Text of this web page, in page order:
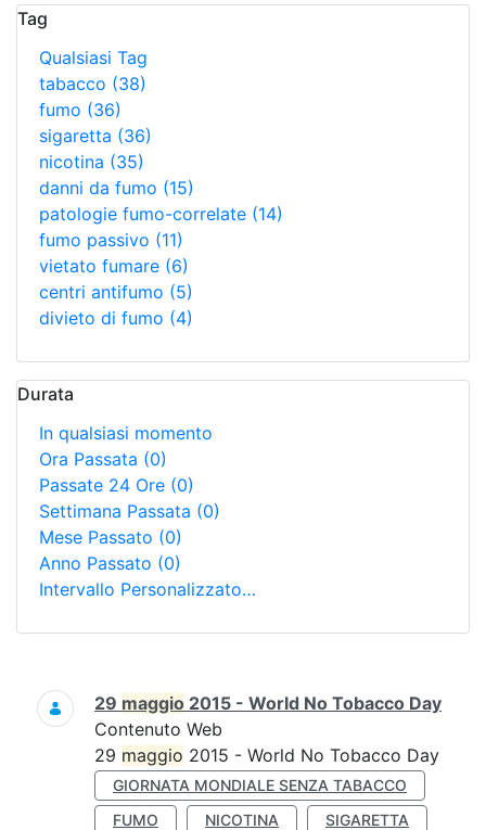
Tag
Qualsiasi Tag
tabacco (38)
fumo (36)
sigaretta (36)
nicotina (35)
danni da fumo (15)
patologie fumo-correlate (14)
fumo passivo (11)
vietato fumare (6)
centri antifumo (5)
divieto di fumo (4)
Durata
In qualsiasi momento
Ora Passata (0)
Passate 24 Ore (0)
Settimana Passata (0)
Mese Passato (0)
Anno Passato (0)
Intervallo Personalizzato…
Ricerca
29 maggio 2015 - World No Tobacco Day
Contenuto Web
29 maggio 2015 - World No Tobacco Day
GIORNATA MONDIALE SENZA TABACCO
FUMO
NICOTINA
SIGARETTA